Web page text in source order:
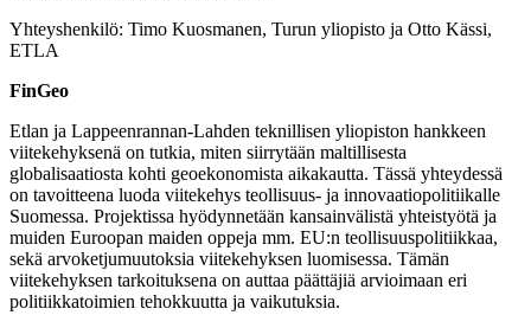
Yhteyshenkilö: Timo Kuosmanen, Turun yliopisto ja Otto Kässi,
ETLA
FinGeo
Etlan ja Lappeenrannan-Lahden teknillisen yliopiston hankkeen
viitekehyksenä on tutkia, miten siirrytään maltillisesta
globalisaatiosta kohti geoekonomista aikakautta. Tässä yhteydessä
on tavoitteena luoda viitekehys teollisuus- ja innovaatiopolitiikalle
Suomessa. Projektissa hyödynnetään kansainvälistä yhteistyötä ja
muiden Euroopan maiden oppeja mm. EU:n teollisuuspolitiikkaa,
sekä arvoketjumuutoksia viitekehyksen luomisessa. Tämän
viitekehyksen tarkoituksena on auttaa päättäjiä arvioimaan eri
politiikkatoimien tehokkuutta ja vaikutuksia.